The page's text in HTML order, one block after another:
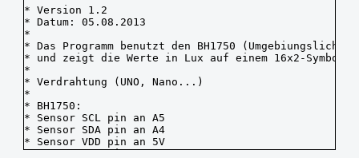
* Version 1.2
* Datum: 05.08.2013
*
* Das Programm benutzt den BH1750
* und zeigt die Werte in Lux auf einem 16x2-Symbol-
*
* Verdrahtung (UNO, Nano...)
*
* BH1750:
* Sensor SCL pin an A5
* Sensor SDA pin an A4
* Sensor VDD pin an 5V
* Sensor GND pin an GND